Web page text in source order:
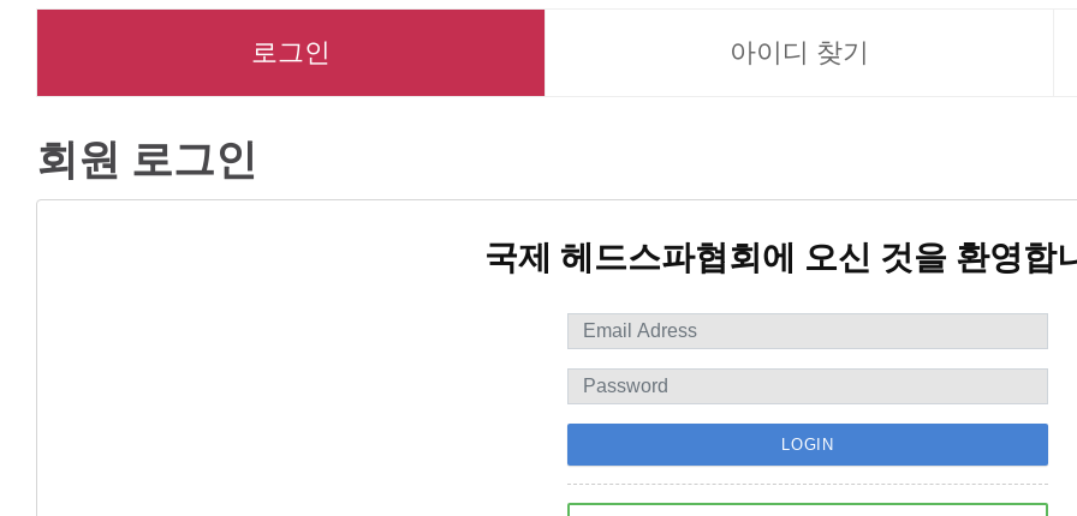
로그인 아이디 찾기
회원 로그인
국제 헤드스파협회에 오신 것을 환영합
LOGIN